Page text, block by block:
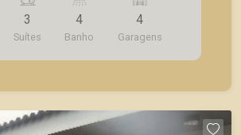
gourmet com churrasqueira;
de garagem. A Piramid tem
atender seus clientes com
em locação, vendas de
3
Suítes
4
Banho
4
Garagens